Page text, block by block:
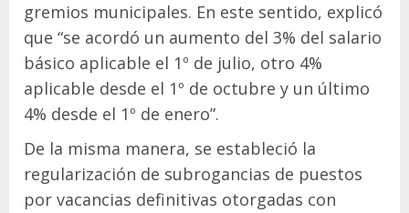
gremios municipales. En este sentido, explicó
que “se acordó un aumento del 3% del salario
básico aplicable el 1º de julio, otro 4%
aplicable desde el 1º de octubre y un último
4% desde el 1º de enero”.
De la misma manera, se estableció la
regularización de subrogancias de puestos
por vacancias definitivas otorgadas con